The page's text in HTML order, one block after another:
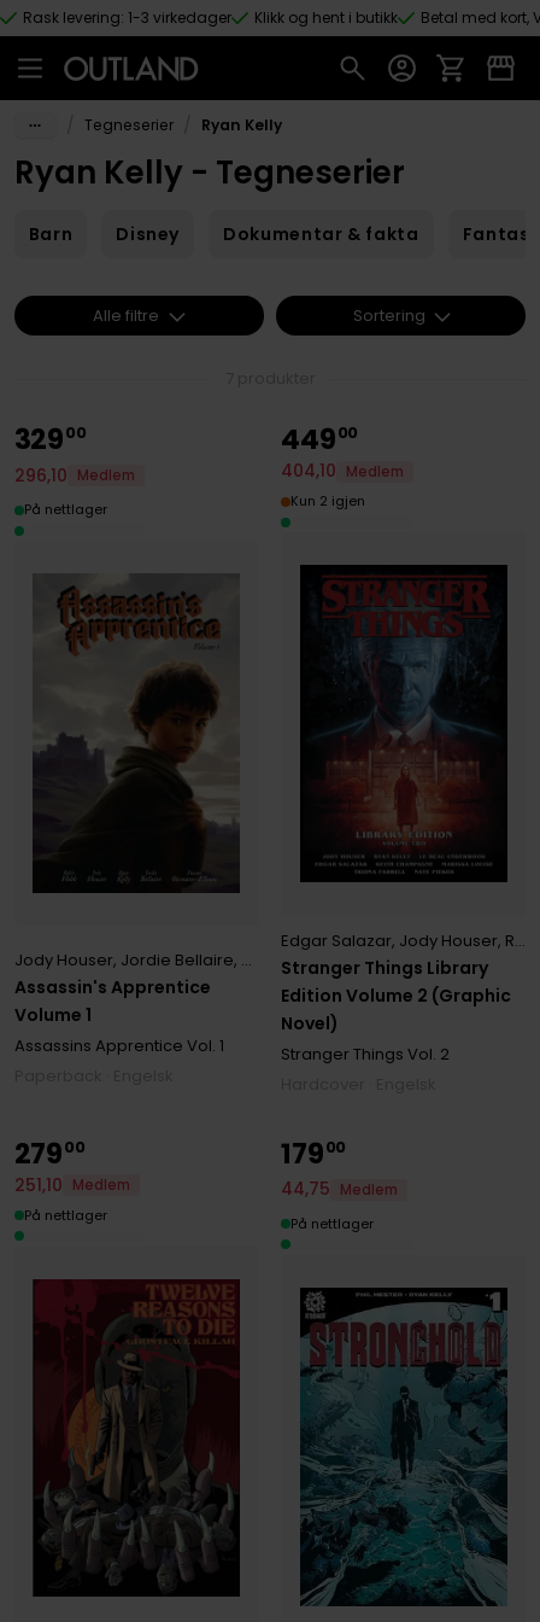
Hopp til hovedinnhold
Rask levering: 1-3 virkedager Klikk og hent i butikk Betal med kort,
Tegneserier Ryan Kelly
Ryan Kelly - Tegneserier
Barn Disney Dokumentar & fakta Fantasy
Assassin's Apprentice
Volume 1
Jody Houser, Jordie Bellaire, Robin Hobb ,Ryan Kelly
Assassins Apprentice Vol. 1
32900
296,10
Medlem
På nettlager
Stranger Things Library
Edition Volume 2 (Graphic
Novel)
Edgar Salazar, Jody Houser, Ryan Kelly
Stranger Things Vol. 2
44900
404,10
Medlem
Kun 2 igjen
27900
251,10
Medlem
På nettlager
17900
44,75
Medlem
På nettlager
Alle filtre Sortering